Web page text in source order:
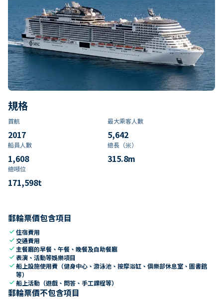
規格
首航
2017
最大乘客人數
5,642
船員人數
1,608
總長（米）
315.8m
總噸位
171,598t
郵輪票價包含項目
check住宿費用
check 交通費用
check 主餐廳的早餐、午餐、晚餐及自助餐廳
check表演、活動等娛樂項目
check船上設施使用費（健身中心、游泳池、按摩浴缸、俱樂部休息室、圖書館
等）
check船上活動（遊戲、問答、手工課程等）
郵輪票價不包含項目